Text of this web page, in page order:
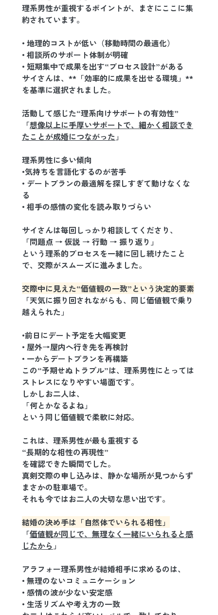
理系男性が重視するポイントが、まさにここに集
約されています。
• 地理的コストが低い（移動時間の最適化）
• 相談所のサポート体制が明確
• 短期集中で成果を出す“プロセス設計”がある
サイさんは、**「効率的に成果を出せる環境」**
を基準に選択されました。
活動して感じた“理系向けサポートの有効性”
「想像以上に手厚いサポートで、細かく相談でき
たことが成婚につながった 」
理系男性に多い傾向
•気持ちを言語化するのが苦手
• デートプランの最適解を探しすぎて動けなくな
る
• 相手の感情の変化を読み取りづらい
サイさんは毎回しっかり相談してくださり、
「問題点 → 仮説 → 行動 → 振り返り」
という理系的プロセスを一緒に回し続けたこと
で、交際がスムーズに進みました。
交際中に見えた“価値観の一致”という決定的要素
「天気に振り回されながらも、同じ価値観で乗り
越えられた」
•前日にデート予定を大幅変更
• 屋外→屋内へ行き先を再検討
• 一からデートプランを再構築
この“予期せぬトラブル”は、理系男性にとっては
ストレスになりやすい場面です。
しかしお二人は、
「何とかなるよね」
という同じ価値観で柔軟に対応。
これは、理系男性が最も重視する
“長期的な相性の再現性”
を確認できた瞬間でした。
真剣交際の申し込みは、静かな場所が見つからず
まさかの駐車場で。
それも今ではお二人の大切な思い出です。
結婚の決め手は「自然体でいられる相性」
「価値観が同じで、無理なく一緒にいられると感
じたから 」
アラフォー理系男性が結婚相手に求めるのは、
• 無理のないコミュニケーション
• 感情の波が少ない安定感
• 生活リズムや考え方の一致